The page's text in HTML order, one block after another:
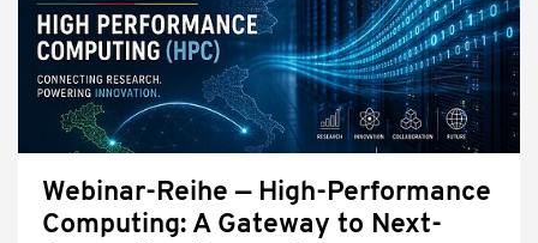
Webinar-Reihe — High-Performance
Computing: A Gateway to Next-